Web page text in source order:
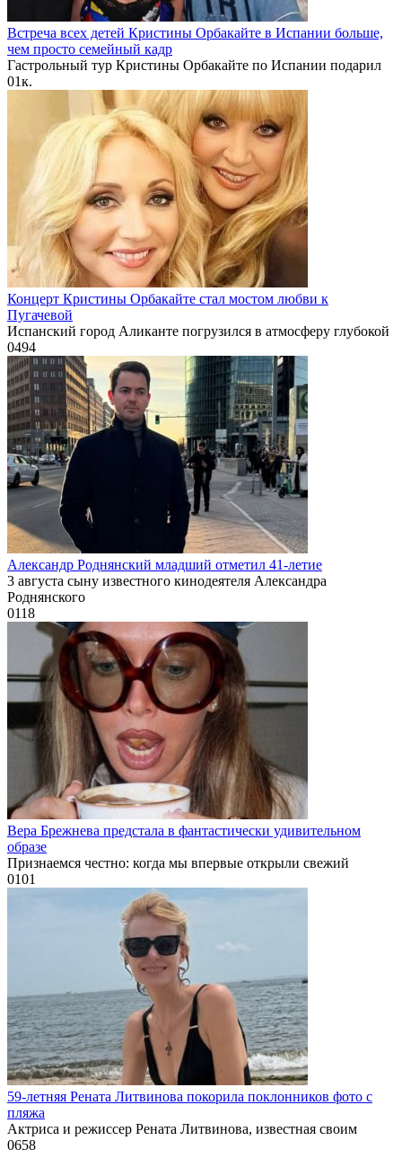
Встреча всех детей Кристины Орбакайте в Испании больше,
чем просто семейный кадр
Гастрольный тур Кристины Орбакайте по Испании подарил
01к.
Концерт Кристины Орбакайте стал мостом любви к
Пугачевой
Испанский город Аликанте погрузился в атмосферу глубокой
0494
Александр Роднянский младший отметил 41-летие
3 августа сыну известного кинодеятеля Александра
Роднянского
0118
Вера Брежнева предстала в фантастически удивительном
образе
Признаемся честно: когда мы впервые открыли свежий
0101
59-летняя Рената Литвинова покорила поклонников фото с
пляжа
Актриса и режиссер Рената Литвинова, известная своим
0658